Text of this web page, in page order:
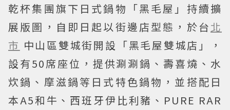
乾杯集團旗下日式鍋物「黑毛屋」持續擴
展版圖，自即日起以街邊店型態，於台北
市 中山區雙城街開設「黑毛屋雙城店」，
設有50席座位，提供涮涮鍋、壽喜燒、水
炊鍋、摩滋鍋等日式特色鍋物，並搭配日
本A5和牛、西班牙伊比利豬、PURE RAR